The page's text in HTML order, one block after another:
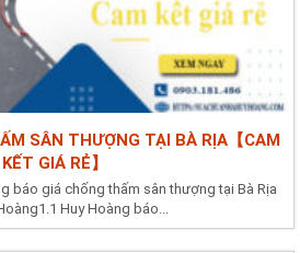
SÂN THƯỢNG TẠI BÀ RỊA【CAM
KẾT GIÁ RẺ】
báo giá chống thấm sân thượng tại Bà Rịa
Huy Hoàng báo...